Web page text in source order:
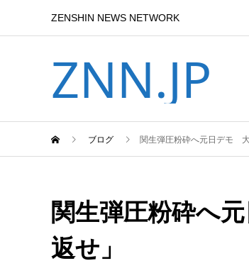
ZENSHIN NEWS NETWORK
ZNN.JP
ブログ 関生弾圧粉砕へ元日デモ
関生弾圧粉砕へ
返せ」